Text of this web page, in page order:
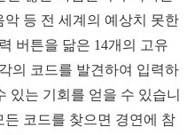
등 전 세계의 예상치 못한
버튼을 닮은 14개의 고유
의 코드를 발견하여 입력하
있는 기회를 얻을 수 있습니
든 코드를 찾으면 경연에 참